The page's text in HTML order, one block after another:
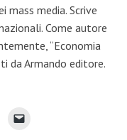
mass media. Scrive
Come autore
“Economia
da Armando editore.